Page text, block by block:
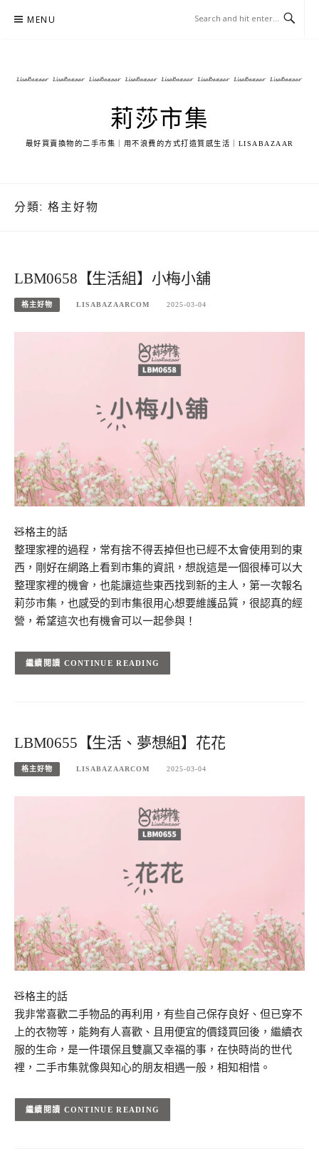
MENU
莉莎市集
最好買賣換物的二手市集｜用不浪費的方式打造質感生活｜LISABAZAAR
分類: 格主好物
LBM0658【生活組】小梅小舖
格主好物 LISABAZAARCOM 2025-03-04
🧸格主的話
整理家裡的過程，常有捨不得丟掉但也已經不太會使用到的東
西，剛好在網路上看到市集的資訊，想說這是一個很棒可以大
整理家裡的機會，也能讓這些東西找到新的主人，第一次報名
莉莎市集，也感受的到市集很用心想要維護品質，很認真的經
營，希望這次也有機會可以一起參與！
CONTINUE READING
LBM0655【生活、夢想組】花花
格主好物 LISABAZAARCOM 2025-03-04
🧸格主的話
我非常喜歡二手物品的再利用，有些自己保存良好、但已穿不
上的衣物等，能夠有人喜歡、且用便宜的價錢買回後，繼續衣
服的生命，是一件環保且雙贏又幸福的事，在快時尚的世代
裡，二手市集就像與知心的朋友相遇一般，相知相惜。
CONTINUE READING